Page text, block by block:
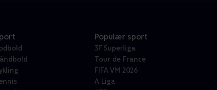
Populær sport
3F Superliga
Tour de France
FIFA VM 2026
A Liga